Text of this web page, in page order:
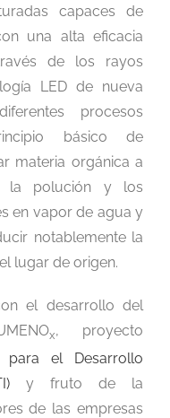
capaces de
una alta eficacia
de los rayos
LED de nueva
procesos
básico de
materia orgánica a
la polución y los
en vapor de agua y
notablemente la
lugar de origen.
el desarrollo del
x, proyecto
para el Desarrollo
y fruto de la
de las empresas